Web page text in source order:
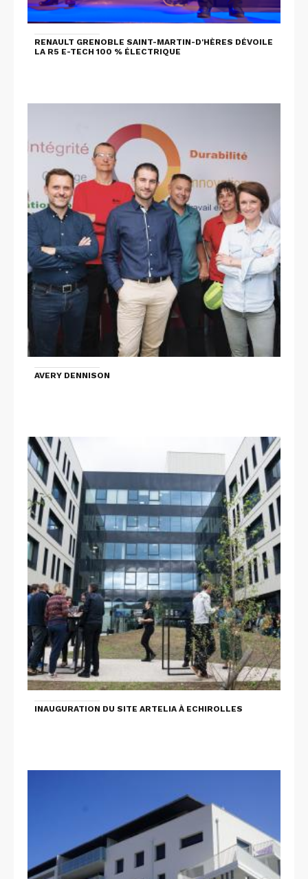
RENAULT GRENOBLE SAINT-MARTIN-D'HÈRES DÉVOILE
LA R5 E-TECH 100 % ÉLECTRIQUE
AVERY DENNISON
INAUGURATION DU SITE ARTELIA À ECHIROLLES